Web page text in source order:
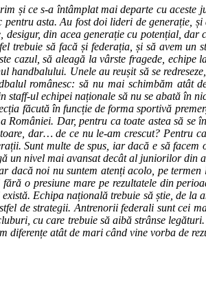
și ce s-a întâmplat mai departe cu aceste
asta. Au fost doi lideri de generație,
din acea generație cu potențial, dar
trebuie să facă și federația, și să avem un
cazul, să aleagă la vârste fragede, echipe
Unele au reușit să se
românesc: să nu mai schimbăm atât
ul echipei naționale să nu se abată în
făcută în funcție de forma sportivă
Dar, pentru ca toate astea să se
dar… de ce nu le-am crescut? Pentru
Sunt multe de spus, iar dacă e să facem
un nivel mai avansat decât al juniorilor din
dacă noi nu suntem atenți acolo, pe
o presiune mare pe rezultatele din
Echipa națională trebuie să știe, de la
de strategii. Antrenorii federali sunt cei
cu care trebuie să aibă strânse legături.
diferențe atât de mari când vine vorba de